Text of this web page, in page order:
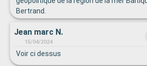
Bertrand.
Jean marc N.
15/04/2024
Voir ci dessus